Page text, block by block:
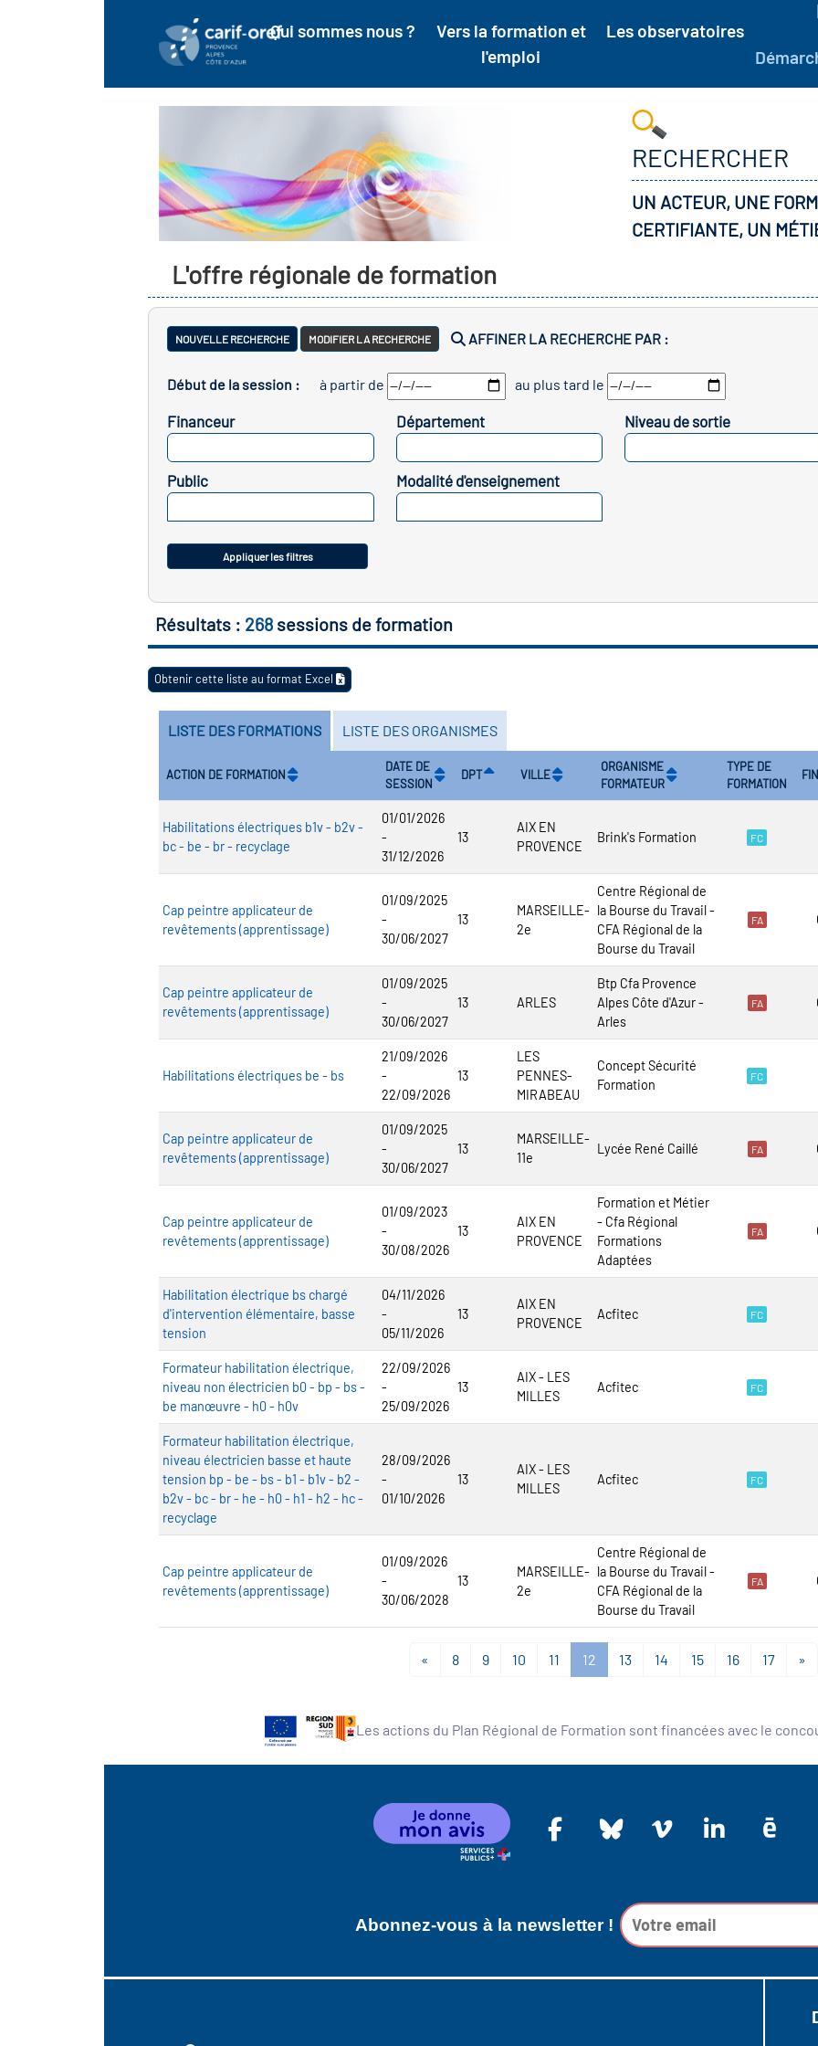
Qui sommes nous ?
Vers la formation et
l'emploi
Les observatoires
RECHERCHER
UN ACTEUR, UNE
CERTIFIANTE, UN
L'offre régionale de formation
NOUVELLE RECHERCHE MODIFIER LA RECHERCHE AFFINER LA RECHERCHE PAR :
Début de la session : à partir de au plus tard le
Financeur Département Niveau de sortie
Public Modalité d'enseignement
Appliquer les filtres
Résultats : 268 sessions de formation
Obtenir cette liste au format Excel
LISTE DES FORMATIONS LISTE DES ORGANISMES
ACTION DE FORMATION
DATE DE
SESSION
DPT VILLE
ORGANISME
FORMATEUR
TYPE DE
FORMATION
Habilitations électriques b1v - b2v -
bc - be - br - recyclage
01/01/2026
-
31/12/2026
13
AIX EN
PROVENCE
Brink's Formation FC
Cap peintre applicateur de
revêtements (apprentissage)
01/09/2025
-
30/06/2027
13
MARSEILLE-
2e
Centre Régional de
la Bourse du Travail -
CFA Régional de la
Bourse du Travail
FA
Cap peintre applicateur de
revêtements (apprentissage)
01/09/2025
-
30/06/2027
13 ARLES
Btp Cfa Provence
Alpes Côte d'Azur -
Arles
FA
Habilitations électriques be - bs
21/09/2026
-
22/09/2026
13
LES
PENNES-
MIRABEAU
Concept Sécurité
Formation
FC
Cap peintre applicateur de
revêtements (apprentissage)
01/09/2025
-
30/06/2027
13
MARSEILLE-
11e
Lycée René Caillé FA
Cap peintre applicateur de
revêtements (apprentissage)
01/09/2023
-
30/08/2026
13
AIX EN
PROVENCE
Formation et Métier
- Cfa Régional
Formations
Adaptées
FA
Habilitation électrique bs chargé
d'intervention élémentaire, basse
tension
04/11/2026
-
05/11/2026
13
AIX EN
PROVENCE
Acfitec FC
Formateur habilitation électrique,
niveau non électricien b0 - bp - bs -
be manœuvre - h0 - h0v
22/09/2026
-
25/09/2026
13
AIX - LES
MILLES
Acfitec FC
Formateur habilitation électrique,
niveau électricien basse et haute
tension bp - be - bs - b1 - b1v - b2 -
b2v - bc - br - he - h0 - h1 - h2 - hc -
recyclage
28/09/2026
-
01/10/2026
13
AIX - LES
MILLES
Acfitec FC
Cap peintre applicateur de
revêtements (apprentissage)
01/09/2026
-
30/06/2028
13
MARSEILLE-
2e
Centre Régional de
la Bourse du Travail -
CFA Régional de la
Bourse du Travail
FA
« 8 9 10 11 12 13 14 15 16 17 »
Les actions du Plan Régional de Formation sont financées avec le
Abonnez-vous à la newsletter !